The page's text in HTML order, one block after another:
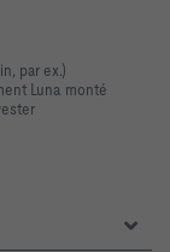
par ex.)
Luna monté